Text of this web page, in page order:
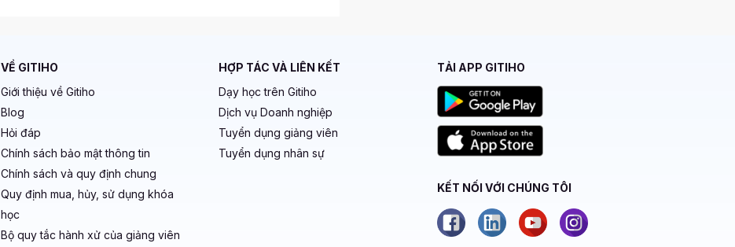
VỀ GITIHO
Giới thiệu về Gitiho
Blog
Hỏi đáp
Chính sách bảo mật thông tin
Chính sách và quy định chung
Quy định mua, hủy, sử dụng khóa
học
Bộ quy tắc hành xử của giảng viên
HỢP TÁC VÀ LIÊN KẾT
Dạy học trên Gitiho
Dịch vụ Doanh nghiệp
Tuyển dụng giảng viên
Tuyển dụng nhân sự
TẢI APP GITIHO
KẾT NỐI VỚI CHÚNG TÔI